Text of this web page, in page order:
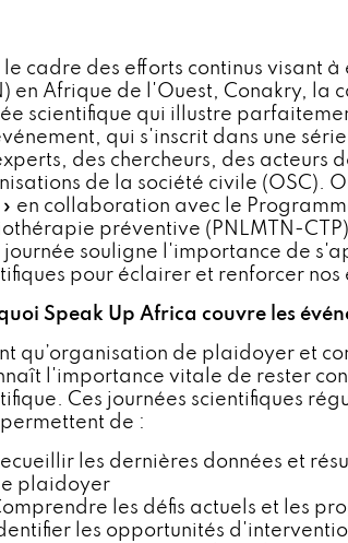
le cadre des efforts continus visant
en Afrique de l'Ouest, Conakry, la
scientifique qui illustre
qui s'inscrit dans une
des chercheurs, des acteurs
de la société civile (OSC).
» en collaboration avec le
préventive (PNLMTN-
journée souligne l'importance de
pour éclairer et renforcer
Speak Up Africa couvre les
qu’organisation de plaidoyer et
l'importance vitale de rester
Ces journées scientifiques
permettent de :
les dernières données et
plaidoyer
les défis actuels et les
les opportunités